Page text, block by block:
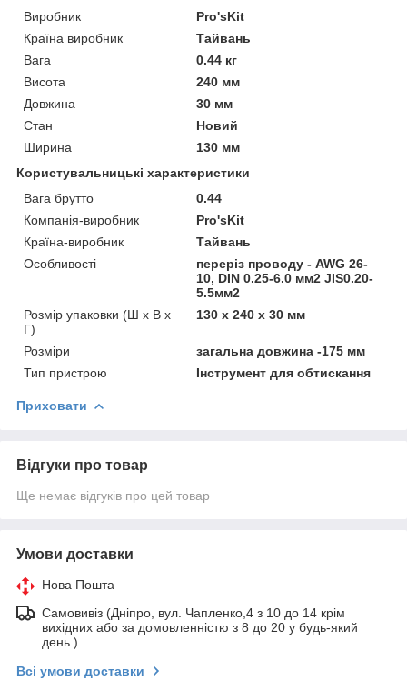
Виробник
Pro'sKit
Країна виробник
Тайвань
Вага
0.44 кг
Висота
240 мм
Довжина
30 мм
Стан
Новий
Ширина
130 мм
Користувальницькі характеристики
Вага брутто
0.44
Компанія-виробник
Pro'sKit
Країна-виробник
Тайвань
Особливості
переріз проводу - AWG 26-
10, DIN 0.25-6.0 мм2 JIS0.20-
5.5мм2
Розмір упаковки (Ш х В х
Г)
130 x 240 x 30 мм
Розміри
загальна довжина -175 мм
Тип пристрою
Інструмент для обтискання
Приховати
Відгуки про товар
Ще немає відгуків про цей товар
Умови доставки
Нова Пошта
Самовивіз (Дніпро, вул. Чапленко,4 з 10 до 14 крім
вихідних або за домовленністю з 8 до 20 у будь-який
день.)
Всі умови доставки